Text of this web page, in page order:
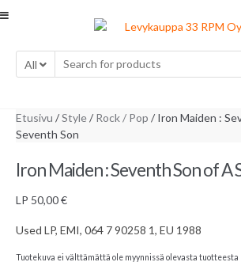
navigation
content
All
Etusivu /Style/ Rock / Pop / Iron Maiden :
Seventh Son
Iron Maiden : Seventh Son of A
LP 50,00€
Used LP, EMI, 064 7 90258 1, EU 1988
Tuotekuva ei välttämättä ole myynnissä olevasta